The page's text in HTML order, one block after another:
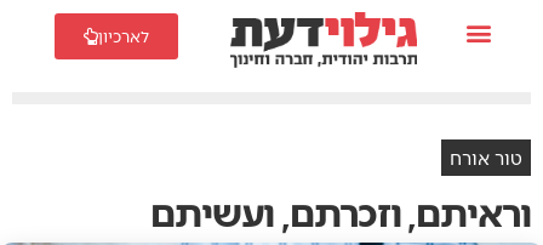
לארכיון
טור אורח
וראיתם, וזכרתם, ועשיתם